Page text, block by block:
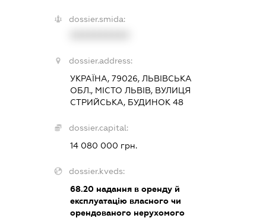
dossier.smida:
dossier.address:
УКРАЇНА, 79026, ЛЬВІВСЬКА
ОБЛ., МІСТО ЛЬВІВ, ВУЛИЦЯ
СТРИЙСЬКА, БУДИНОК 48
dossier.capital:
14 080 000 грн.
dossier.kveds:
68.20 надання в оренду й
експлуатацію власного чи
орендованого нерухомого